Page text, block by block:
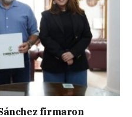
firmaron